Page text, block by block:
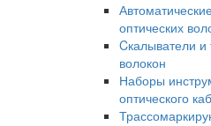
оптических
Cкалыватели и
волокон
Наборы
оптического